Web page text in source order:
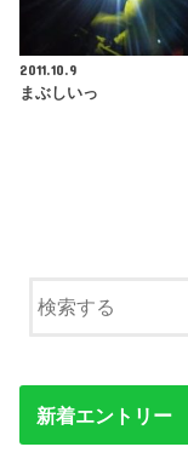
2011.10.9
まぶしいっ
新着エントリー